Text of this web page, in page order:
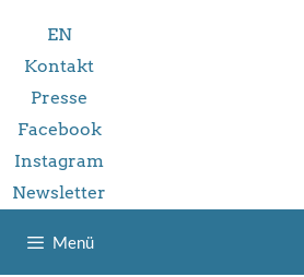
EN
Kontakt
Presse
Facebook
Instagram
Newsletter
Menü